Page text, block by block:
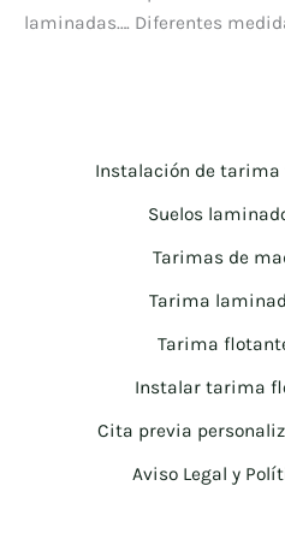
laminadas…. Diferentes
Instalación de
Suelos
Tarimas de
Tarima
Tarima
Instalar tarima
Cita previa
Aviso Legal y